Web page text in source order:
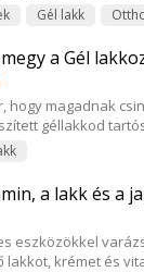
Gél lakk
a Gél
hogy magadnak
géllakkod
a lakk és a
eszközökkel
krémet és